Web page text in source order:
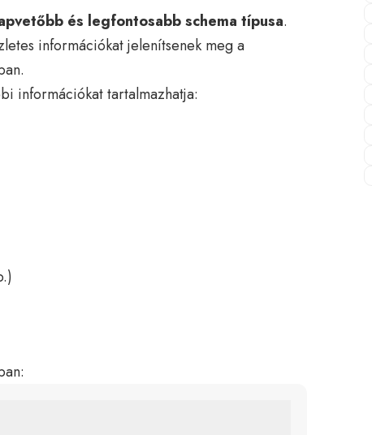
és legfontosabb schema típusa.
információkat jelenítsenek meg a
információkat tartalmazhatja: